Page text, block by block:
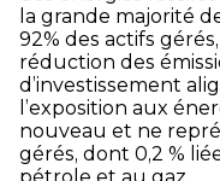
la grande majorité
92% des actifs
réduction des
d’investissement
l’exposition aux
nouveau et ne
gérés, dont 0,2 %
pétrole et au gaz.